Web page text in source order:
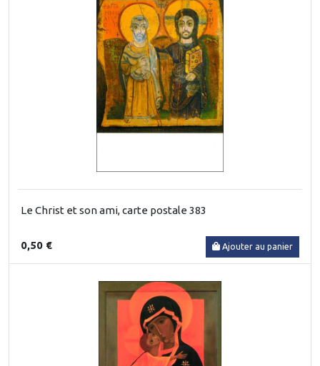
Le Christ et son ami, carte postale 383
0,50 € Ajouter au panier